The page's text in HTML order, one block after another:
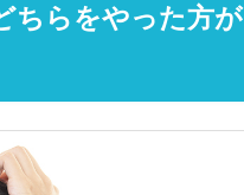
ちらをやった方